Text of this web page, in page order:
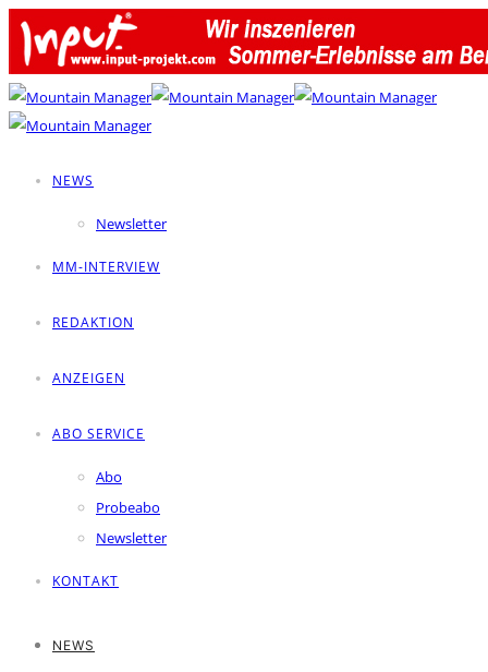
NEWS
Newsletter
MM-INTERVIEW
REDAKTION
ANZEIGEN
ABO SERVICE
Abo
Probeabo
Newsletter
KONTAKT
NEWS